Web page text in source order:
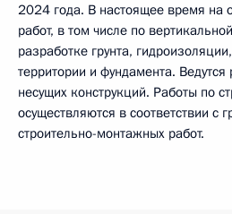
2024 года. В настоящее время на
работ, в том числе по
разработке грунта,
территории и фундамента. Ведутся
несущих конструкций. Работы по
осуществляются в соответствии с
строительно-монтажных работ.